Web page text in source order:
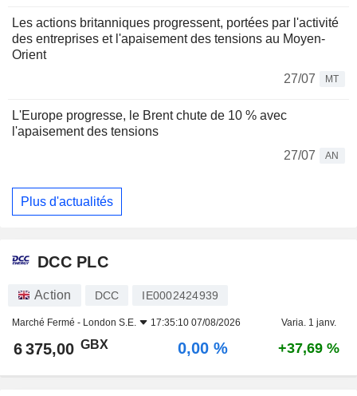
Les actions britanniques progressent, portées par l'activité
des entreprises et l'apaisement des tensions au Moyen-
Orient
27/07
MT
L'Europe progresse, le Brent chute de 10 % avec
l'apaisement des tensions
27/07
AN
Plus d'actualités
DCC PLC
Action DCC IE0002424939
Marché Fermé - London S.E. 17:35:10 07/08/2026 Varia. 1 janv.
6 375,00 GBX 0,00 % +37,69 %